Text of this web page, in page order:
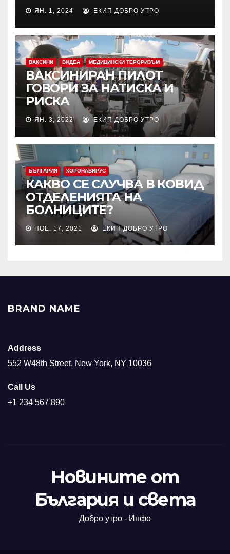
ЯН. 1, 2024 ЕКИП ДОБРО УТРО
ВАКСИНИ ВИДЕА МЕДИЦИНСКИ ТЕРОРИЗЪМ
ВАКСИНИРАН ПИЛОТ
ГОВОРИ ЗА НАТИСКА И
РИСКА
ЯН. 3, 2022 ЕКИП ДОБРО УТРО
БЪЛГАРИЯ КОРОНАВИРУС
КАКВО СЕ СЛУЧВА В КОВИД
ОТДЕЛЕНИЯТА НА
БОЛНИЦИТЕ?
НОЕ. 17, 2021 ЕКИП ДОБРО УТРО
BRAND NAME
Address
552 W48th Street, New York, NY 10036
Call Us
+1 234 567 890
Новините от
България и света
Добро утро - Инфо